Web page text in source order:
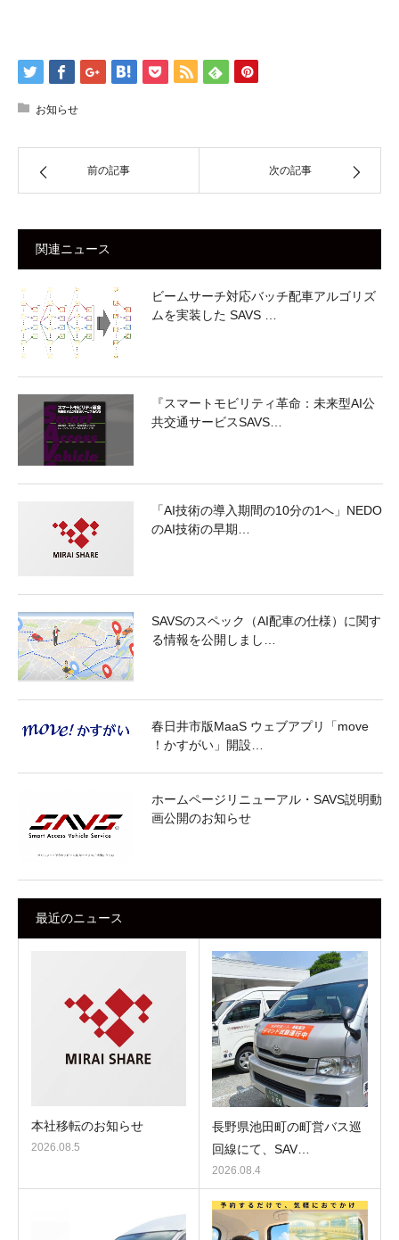
お知らせ
前の記事 次の記事
関連ニュース
ビームサーチ対応バッチ配車アルゴリズ
ムを実装した SAVS …
『スマートモビリティ革命：未来型AI公
共交通サービスSAVS…
「AI技術の導入期間の10分の1へ」NEDO
のAI技術の早期…
SAVSのスペック（AI配車の仕様）に関す
る情報を公開しまし…
春日井市版MaaS ウェブアプリ「move
！かすがい」開設…
ホームページリニューアル・SAVS説明動
画公開のお知らせ
最近のニュース
本社移転のお知らせ
2026.08.5
長野県池田町の町営バス巡
回線にて、SAV…
2026.08.4